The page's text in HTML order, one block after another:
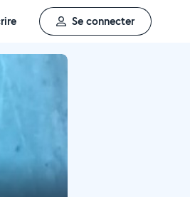
Se connecter